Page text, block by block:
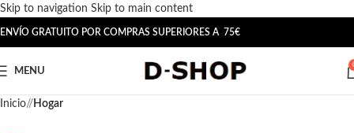
Skip to navigation Skip to main content
ENVÍO GRATUITO POR COMPRAS SUPERIORES A 75€
MENU
Inicio/ Hogar